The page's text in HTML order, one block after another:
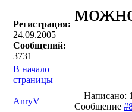
Регистрация:
24.09.2005
Сообщений:
3731
В начало
страницы
AnryV
Написано:
Сообщение